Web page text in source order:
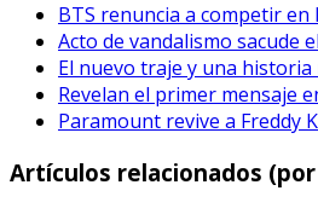
BTS renuncia a competir en
Acto de vandalismo sacude
El nuevo traje y una
Revelan el primer mensaje
Paramount revive a Freddy
Artículos relacionados